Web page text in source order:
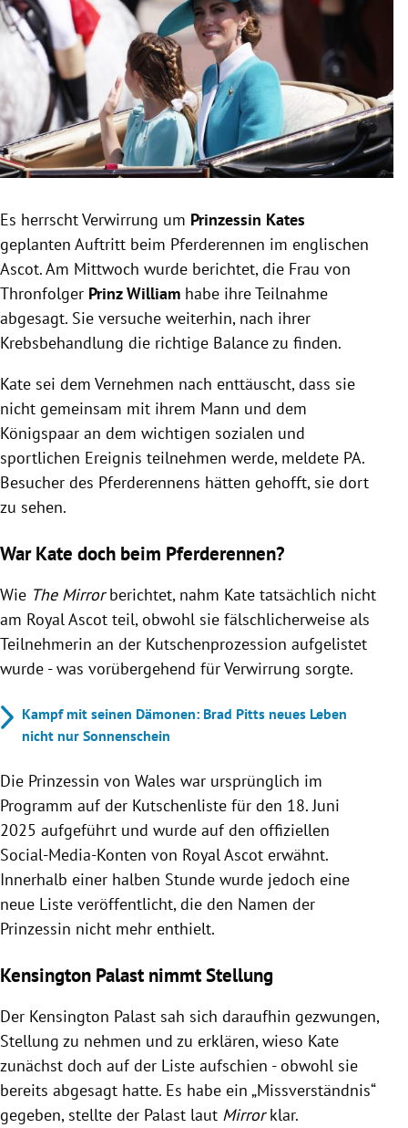
Untermenü
Untermenü
Untermenü
Untermenü
Es herrscht Verwirrung um Prinzessin Kates
geplanten Auftritt beim Pferderennen im englischen
Ascot. Am Mittwoch wurde berichtet, die Frau von
Thronfolger Prinz William habe ihre Teilnahme
abgesagt. Sie versuche weiterhin, nach ihrer
Krebsbehandlung die richtige Balance zu finden.
Kate sei dem Vernehmen nach enttäuscht, dass sie
nicht gemeinsam mit ihrem Mann und dem
Königspaar an dem wichtigen sozialen und
sportlichen Ereignis teilnehmen werde, meldete PA.
Besucher des Pferderennens hätten gehofft, sie dort
zu sehen.
War Kate doch beim Pferderennen?
Wie The Mirrorberichtet, nahm Kate tatsächlich nicht
am Royal Ascot teil, obwohl sie fälschlicherweise als
Teilnehmerin an der Kutschenprozession aufgelistet
wurde - was vorübergehend für Verwirrung sorgte.
Kampf mit seinen Dämonen: Brad Pitts neues Leben
nicht nur Sonnenschein
Die Prinzessin von Wales war ursprünglich im
Programm auf der Kutschenliste für den 18. Juni
2025 aufgeführt und wurde auf den offiziellen
Social-Media-Konten von Royal Ascot erwähnt.
Innerhalb einer halben Stunde wurde jedoch eine
neue Liste veröffentlicht, die den Namen der
Prinzessin nicht mehr enthielt.
Kensington Palast nimmt Stellung
Der Kensington Palast sah sich daraufhin gezwungen,
Stellung zu nehmen und zu erklären, wieso Kate
zunächst doch auf der Liste aufschien - obwohl sie
bereits abgesagt hatte. Es habe ein „Missverständnis“
gegeben, stellte der Palast laut Mirrorklar.